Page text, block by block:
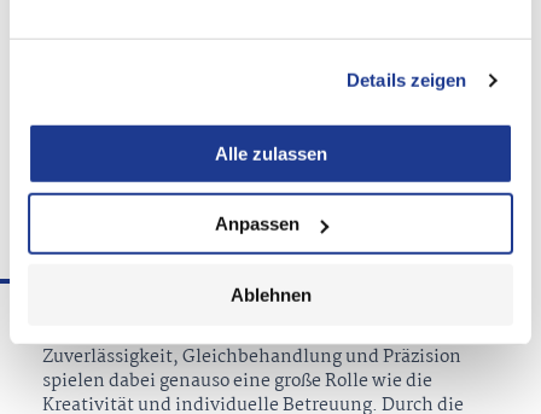
Details zeigen
Alle zulassen
Anpassen
Ablehnen
und Birkenwerder als vertrauensvoller und
langfristiger Partner in allen Fragen zur Seite stehen.
werdenden Anforderungen und den steten Wandel
des Steuerrechts als auch die technischen
Herausforderungen der Digitalisierung. Ein
Selbstverständnis, welches wir vorbehaltlos in jedes
Mandat mit einbringen.
Zuverlässigkeit, Gleichbehandlung und Präzision
spielen dabei genauso eine große Rolle wie die
Kreativität und individuelle Betreuung. Durch die